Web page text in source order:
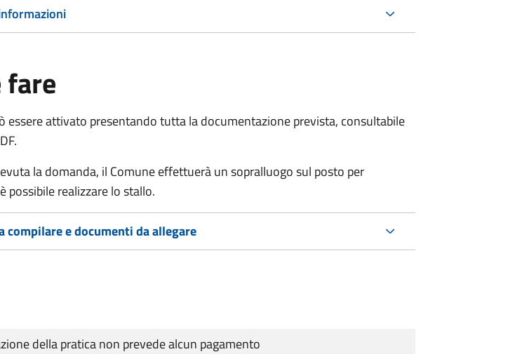
fare
essere attivato presentando tutta la documentazione prevista, consultabile
la domanda, il Comune effettuerà un sopralluogo sul posto per
possibile realizzare lo stallo.
compilare e documenti da allegare
della pratica non prevede alcun pagamento